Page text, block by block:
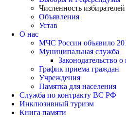
Численность избирателей
Объявления
Устав
О нас
МЧС России объявило
Муниципальная служба
Законодательство
График приема граждан
Учреждения
Памятка для населения
Служба по контракту ВС РФ
Инклюзивный туризм
Книга памяти